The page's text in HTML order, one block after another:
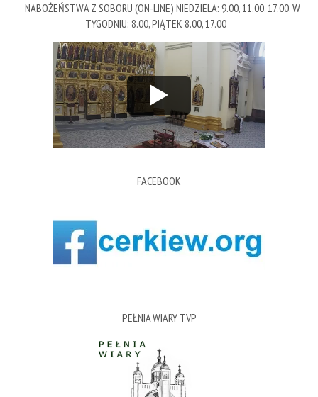
NABOŻEŃSTWA Z SOBORU (ON-LINE) NIEDZIELA: 9.00, 11.00, 17.00, W
TYGODNIU: 8.00, PIĄTEK 8.00, 17.00
FACEBOOK
PEŁNIA WIARY TVP